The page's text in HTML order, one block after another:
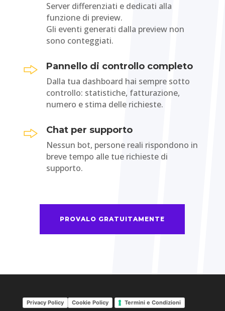
Server differenziati e dedicati alla
funzione di preview.
Gli eventi generati dalla preview non
sono conteggiati.
Pannello di controllo completo
Dalla tua dashboard hai sempre sotto
controllo: statistiche, fatturazione,
numero e stima delle richieste.
Chat per supporto
Nessun bot, persone reali rispondono in
breve tempo alle tue richieste di
supporto.
PROVALO GRATUITAMENTE
Privacy Policy Cookie Policy Termini e Condizioni